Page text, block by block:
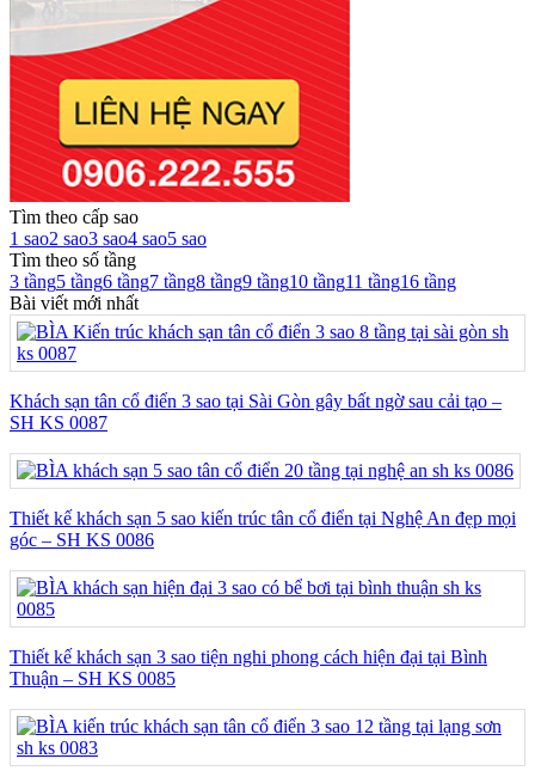
Tìm theo cấp sao
1 sao2 sao3 sao4 sao5 sao
Tìm theo số tầng
3 tầng5 tầng6 tầng7 tầng8 tầng9 tầng10 tầng11 tầng16 tầng
Bài viết mới nhất
Khách sạn tân cổ điển 3 sao tại Sài Gòn gây bất ngờ sau cải tạo –
SH KS 0087
Thiết kế khách sạn 5 sao kiến trúc tân cổ điển tại Nghệ An đẹp mọi
góc – SH KS 0086
Thiết kế khách sạn 3 sao tiện nghi phong cách hiện đại tại Bình
Thuận – SH KS 0085